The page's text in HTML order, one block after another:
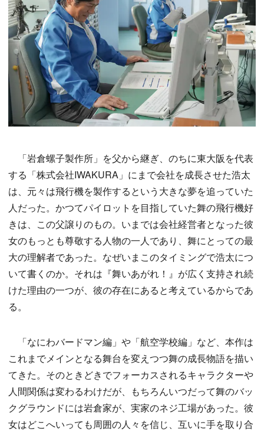
「岩倉螺子製作所」を父から継ぎ、のちに東大阪を代表
する「株式会社IWAKURA」にまで会社を成長させた浩太
は、元々は飛行機を製作するという大きな夢を追っていた
人だった。かつてパイロットを目指していた舞の飛行機好
きは、この父譲りのもの。いまでは会社経営者となった彼
女のもっとも尊敬する人物の一人であり、舞にとっての最
大の理解者であった。なぜいまこのタイミングで浩太につ
いて書くのか。それは『舞いあがれ！』が広く支持され続
けた理由の一つが、彼の存在にあると考えているからであ
る。
「なにわバードマン編」や「航空学校編」など、本作は
これまでメインとなる舞台を変えつつ舞の成長物語を描い
てきた。そのときどきでフォーカスされるキャラクターや
人間関係は変わるわけだが、もちろんいつだって舞のバッ
クグラウンドには岩倉家が、実家のネジ工場があった。彼
女はどこへいっても周囲の人々を信じ、互いに手を取り合